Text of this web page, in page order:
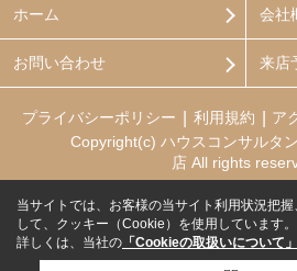
ホーム 会社
お問い合わせ 来店
プライバシーポリシー 利用規約 ア
Copyright(c) ハウスコンサルタ
店 All rights
当サイトでは、お客様の当サイト利用状況把
して、クッキー（Cookie）を使用しています。
詳しくは、当社の 「Cookieの取扱いについて」